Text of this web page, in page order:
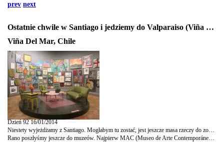
prev next
Ostatnie chwile w Santiago i jedziemy do Valparaiso (Viña del Mar)
Viña Del Mar, Chile
Dzień 92 16/01/2014
Rano poszłyśmy jeszcze do muzeów. Najpierw MAC (Museo de Arte Contemporánea), czyli muzeum sztuki współczesnej (i też wydział Akademii Sztuk Pięknych). I jak to ze sztuka współczesną bywa, niektóre bardzo fajne, jak np. wystawa francuskiego artysty George Rouseau i jego instalacja, gdzie na środku patio muzeum ustawił czarną drewnianą konstrukcję, która wymalowana w środku na biało pozwala zobaczyć pod pewnym kątem wielką białą gwiazdę w środku (opowiadać o instalacji w sztuce, to jak tłumaczyć komuś sens wiersza, więc może nie będę więcej...), a tak naprawdę najfajniejsze są zdjęcia, które robi swoim instalacjom; a inne trochę nie wiadomo, co autor miał na myśli.